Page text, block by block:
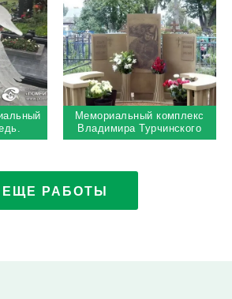
Мемориальный комплекс
Владимира Турчинского
ЕЩЕ РАБОТЫ